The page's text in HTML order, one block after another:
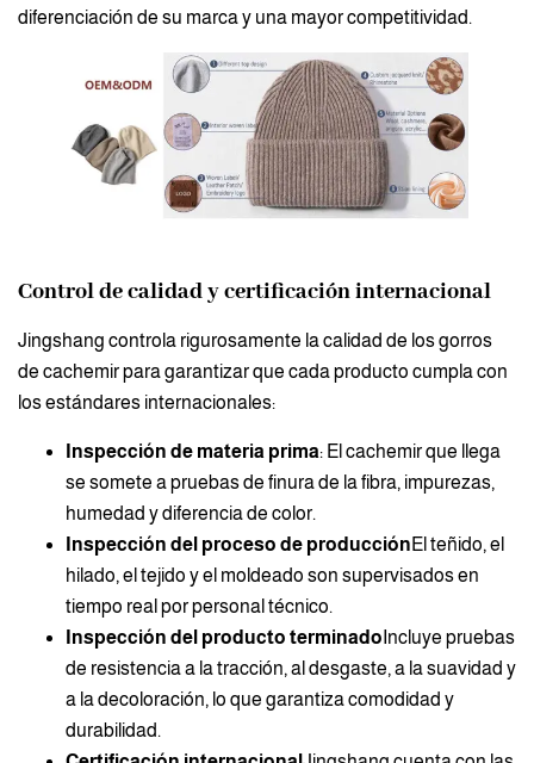
diferenciación de su marca y una mayor competitividad.
Control de calidad y certificación internacional
Jingshang controla rigurosamente la calidad de los gorros
de cachemir para garantizar que cada producto cumpla con
los estándares internacionales:
Inspección de materia prima: El cachemir que llega
se somete a pruebas de finura de la fibra, impurezas,
humedad y diferencia de color.
Inspección del proceso de producciónEl teñido, el
hilado, el tejido y el moldeado son supervisados en
tiempo real por personal técnico.
Inspección del producto terminado Incluye pruebas
de resistencia a la tracción, al desgaste, a la suavidad y
a la decoloración, lo que garantiza comodidad y
durabilidad.